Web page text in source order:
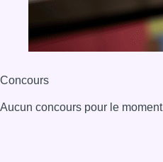
Concours
Aucun concours pour le moment